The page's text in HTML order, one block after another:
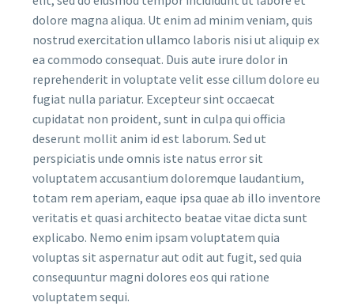
dolore magna aliqua. Ut enim ad minim veniam, quis
nostrud exercitation ullamco laboris nisi ut aliquip ex
ea commodo consequat. Duis aute irure dolor in
reprehenderit in voluptate velit esse cillum dolore eu
fugiat nulla pariatur. Excepteur sint occaecat
cupidatat non proident, sunt in culpa qui officia
deserunt mollit anim id est laborum. Sed ut
perspiciatis unde omnis iste natus error sit
voluptatem accusantium doloremque laudantium,
totam rem aperiam, eaque ipsa quae ab illo inventore
veritatis et quasi architecto beatae vitae dicta sunt
explicabo. Nemo enim ipsam voluptatem quia
voluptas sit aspernatur aut odit aut fugit, sed quia
consequuntur magni dolores eos qui ratione
voluptatem sequi.